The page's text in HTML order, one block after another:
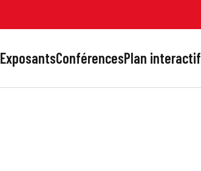
ExposantsConférencesPlan interactif